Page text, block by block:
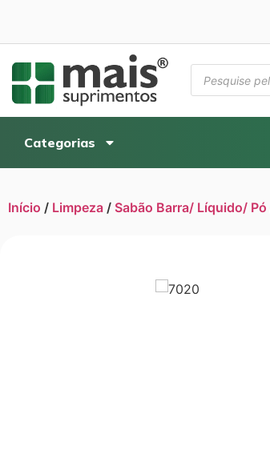
Categorias
Início / Limpeza / Sabão Barra/ Líquido/ Pó